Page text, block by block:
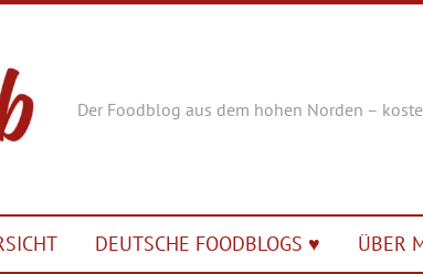
Der Foodblog aus dem hohen Norden –
DEUTSCHE FOODBLOGS ♥︎ ÜBER